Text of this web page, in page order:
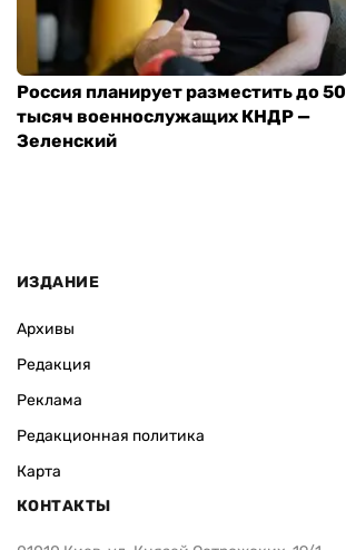
Россия планирует разместить до 50
тысяч военнослужащих КНДР —
Зеленский
ИЗДАНИЕ
Архивы
Редакция
Реклама
Редакционная политика
Карта
КОНТАКТЫ